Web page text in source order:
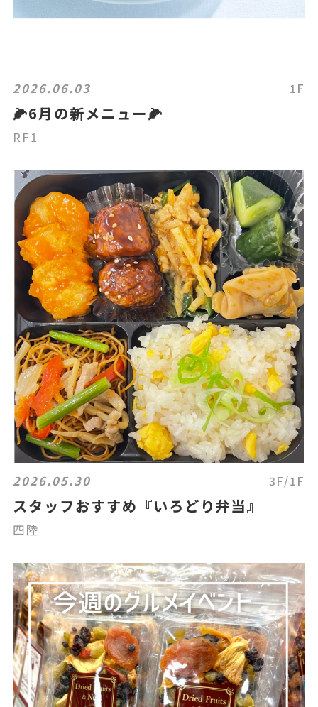
2026.06.03 1F
🌽6月の新メニュー🌽
RF1
2026.05.30 3F/1F
スタッフおすすめ『いろどり弁当』
四陸